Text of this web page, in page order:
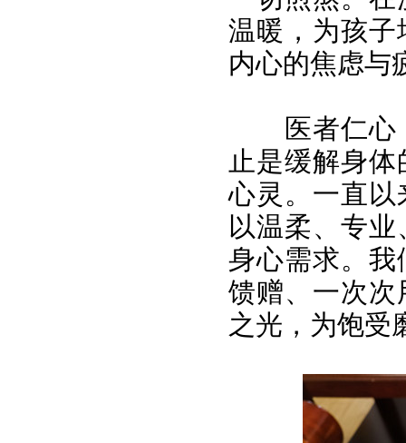
温暖，为孩
内心的焦虑与
医者仁
止是缓解身
心灵。一直
以温柔、专
身心需求。
馈赠、一次
之光，为饱受